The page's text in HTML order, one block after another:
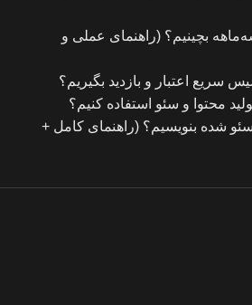
بچینیم؟ (راهنمای عملی و
سریع اعتبار و بازدید بگیریم؟
شده بنویسیم؟ (راهنمای کامل +